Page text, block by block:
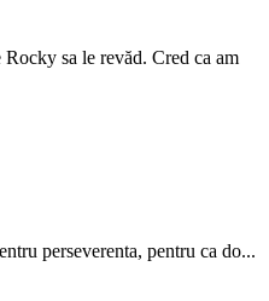
sa le revăd. Cred ca am
perseverenta, pentru ca do...